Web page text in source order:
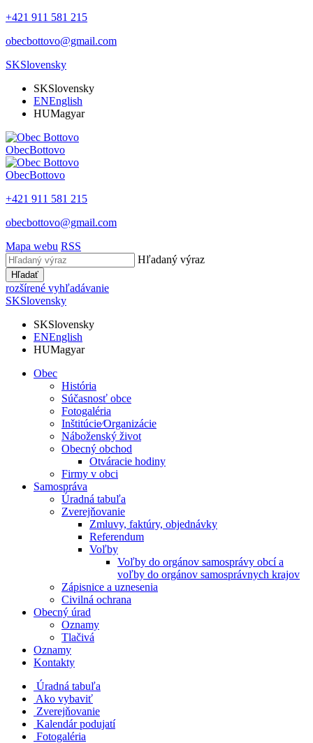
+421 911 581 215
obecbottovo@gmail.com
SKSlovensky
SKSlovensky
ENEnglish
HUMagyar
ObecBottovo
ObecBottovo
+421 911 581 215
obecbottovo@gmail.com
Mapa webu RSS
Hľadaný výraz
Hľadať
rozšírené vyhľadávanie
SKSlovensky
SKSlovensky
ENEnglish
HUMagyar
Obec
História
Súčasnosť obce
Fotogaléria
Inštitúcie⁄Organizácie
Náboženský život
Obecný obchod
Otváracie hodiny
Firmy v obci
Samospráva
Úradná tabuľa
Zverejňovanie
Zmluvy, faktúry, objednávky
Referendum
Voľby
Voľby do orgánov samosprávy obcí a
voľby do orgánov samosprávnych krajov
Zápisnice a uznesenia
Civilná ochrana
Obecný úrad
Oznamy
Tlačivá
Oznamy
Kontakty
Úradná tabuľa
Ako vybaviť
Zverejňovanie
Kalendár podujatí
Fotogaléria